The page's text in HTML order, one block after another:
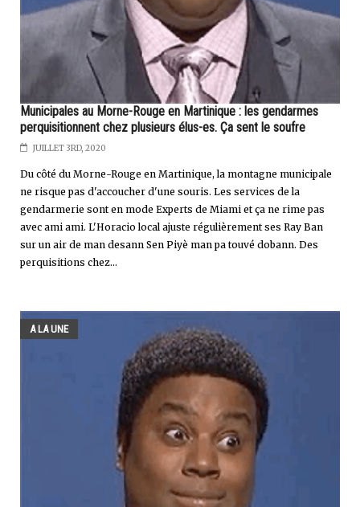
Municipales au Morne-Rouge en Martinique : les gendarmes
perquisitionnent chez plusieurs élus-es. Ça sent le soufre
JUILLET 3RD, 2020
Du côté du Morne-Rouge en Martinique, la montagne municipale
ne risque pas d'accoucher d'une souris. Les services de la
gendarmerie sont en mode Experts de Miami et ça ne rime pas
avec ami ami. L'Horacio local ajuste régulièrement ses Ray Ban
sur un air de man desann Sen Piyè man pa touvé dobann. Des
perquisitions chez...
A LA UNE